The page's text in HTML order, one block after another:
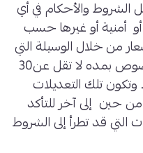
الشروط والأحكام في أي
أو أمنية أو غيرها حسب
من خلال الوسيلة التي
يراها مناسبة بأي تغيير بهذا الخصوص بمده لا تقل عن30
وتكون تلك التعديلات
حين إلى آخر للتأكد
التي قد تطرأ إلى الشروط